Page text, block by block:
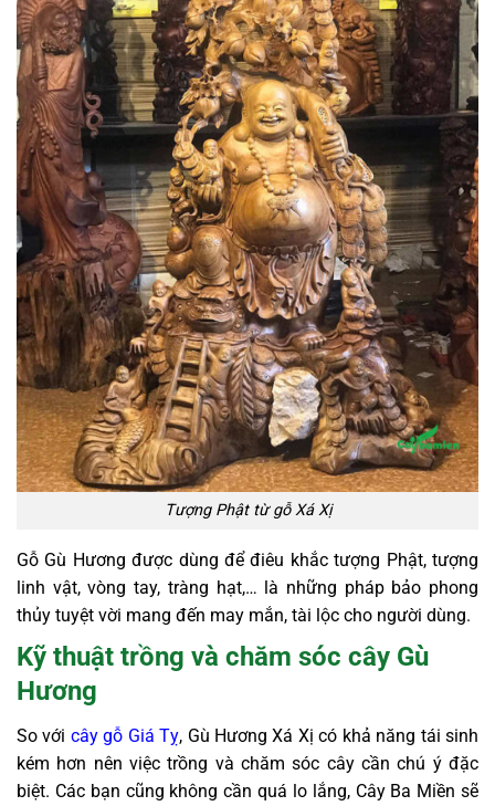
Tượng Phật từ gỗ Xá Xị
Gỗ Gù Hương được dùng để điêu khắc tượng Phật, tượng
linh vật, vòng tay, tràng hạt,… là những pháp bảo phong
thủy tuyệt vời mang đến may mắn, tài lộc cho người dùng.
Kỹ thuật trồng và chăm sóc cây Gù
Hương
So với cây gỗ Giá Tỵ, Gù Hương Xá Xịcó khả năng tái sinh
kém hơn nên việc trồng và chăm sóc cây cần chú ý đặc
biệt. Các bạn cũng không cần quá lo lắng, Cây Ba Miền sẽ